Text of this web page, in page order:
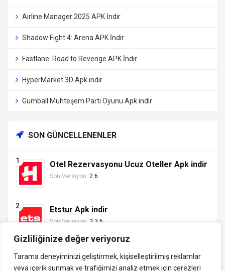
Gizliliğinize değer veriyoruz
Tarama deneyiminizi geliştirmek, kişiselleştirilmiş reklamlar
veya içerik sunmak ve trafiğimizi analiz etmek için çerezleri
Airline Manager 2025 APK İndir
Shadow Fight 4: Arena APK İndir
Fastlane: Road to Revenge APK İndir
HyperMarket 3D Apk indir
Gumball Muhteşem Parti Oyunu Apk indir
SON GÜNCELLENENLER
Otel Rezervasyonu Ucuz Oteller Apk indir
Son Versiyon: 2.6
Etstur Apk indir
Son Versiyon: 3.3.6